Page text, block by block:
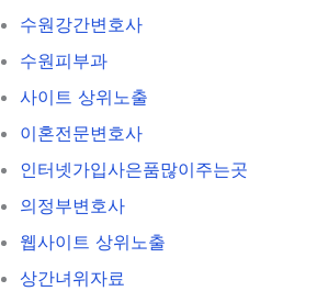
수원강간변호사
수원피부과
사이트 상위노출
이혼전문변호사
인터넷가입사은품많이주는곳
의정부변호사
웹사이트 상위노출
상간녀위자료